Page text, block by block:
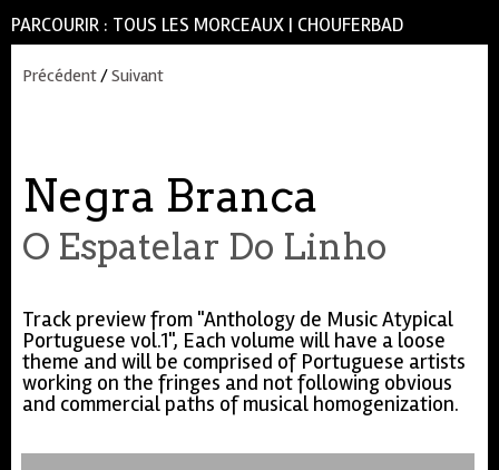
PARCOURIR : TOUS LES MORCEAUX | CHOUFERBAD
Précédent/Suivant
Negra Branca
O Espatelar Do Linho
Track preview from "Anthology de Music Atypical
Portuguese vol.1", Each volume will have a loose
theme and will be comprised of Portuguese artists
working on the fringes and not following obvious
and commercial paths of musical homogenization.